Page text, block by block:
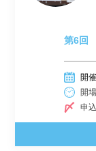
第6回
開
開
申